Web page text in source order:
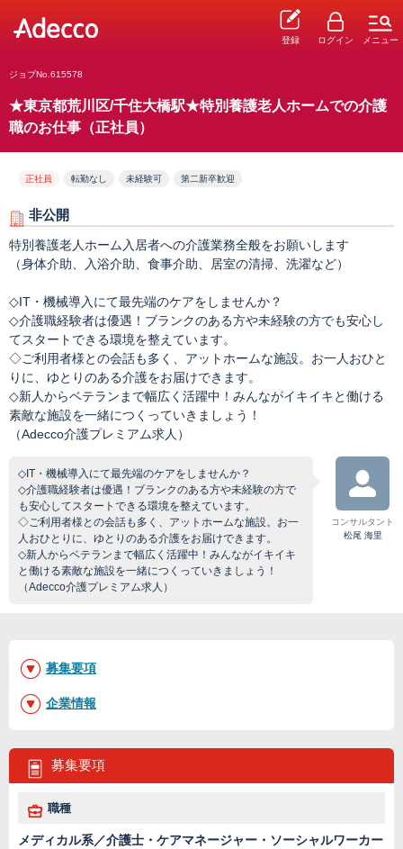
登録 ログイン メニュー
ジョブNo.615578
★東京都荒川区/千住大橋駅★特別養護老人ホームでの介護
職のお仕事（正社員）
正社員 転勤なし 未経験可 第二新卒歓迎
非公開
特別養護老人ホーム入居者への介護業務全般をお願いします
（身体介助、入浴介助、食事介助、居室の清掃、洗濯など）
◇IT・機械導入にて最先端のケアをしませんか？
◇介護職経験者は優遇！ブランクのある方や未経験の方でも安心し
てスタートできる環境を整えています。
◇ご利用者様との会話も多く、アットホームな施設。お一人おひと
りに、ゆとりのある介護をお届けできます。
◇新人からベテランまで幅広く活躍中！みんながイキイキと働ける
素敵な施設を一緒につくっていきましょう！
（Adecco介護プレミアム求人）
◇IT・機械導入にて最先端のケアをしませんか？
◇介護職経験者は優遇！ブランクのある方や未経験の方で
も安心してスタートできる環境を整えています。
◇ご利用者様との会話も多く、アットホームな施設。お一
人おひとりに、ゆとりのある介護をお届けできます。
◇新人からベテランまで幅広く活躍中！みんながイキイキ
と働ける素敵な施設を一緒につくっていきましょう！
（Adecco介護プレミアム求人）
コンサルタント
松尾 海里
募集要項
職種
メディカル系／介護士・ケアマネージャー・ソーシャルワーカー
募集要項
企業情報